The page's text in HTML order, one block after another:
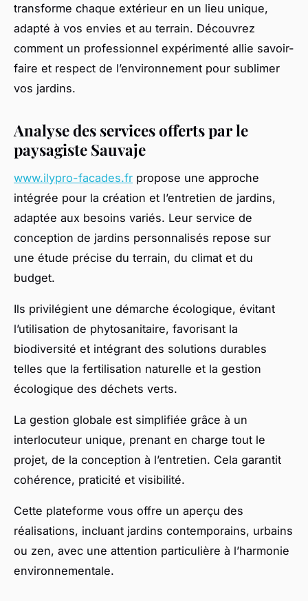
transforme chaque extérieur en un lieu unique,
adapté à vos envies et au terrain. Découvrez
comment un professionnel expérimenté allie savoir-
faire et respect de l’environnement pour sublimer
vos jardins.
Analyse des services offerts par le
paysagiste Sauvaje
www.ilypro-facades.fr propose une approche
intégrée pour la création et l’entretien de jardins,
adaptée aux besoins variés. Leur service de
conception de jardins personnalisés repose sur
une étude précise du terrain, du climat et du
budget.
Ils privilégient une démarche écologique, évitant
l’utilisation de phytosanitaire, favorisant la
biodiversité et intégrant des solutions durables
telles que la fertilisation naturelle et la gestion
écologique des déchets verts.
La gestion globale est simplifiée grâce à un
interlocuteur unique, prenant en charge tout le
projet, de la conception à l’entretien. Cela garantit
cohérence, praticité et visibilité.
Cette plateforme vous offre un aperçu des
réalisations, incluant jardins contemporains, urbains
ou zen, avec une attention particulière à l’harmonie
environnementale.